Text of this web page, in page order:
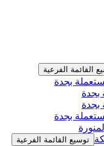
القائمة الفرعية
بجدة
بجدة
بجدة
توسيع القائمة الفرعية